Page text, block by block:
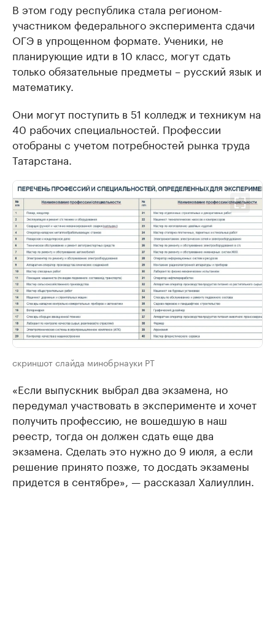
В этом году республика стала регионом-
участником федерального эксперимента сдачи
ОГЭ в упрощенном формате. Ученики, не
планирующие идти в 10 класс, могут сдать
только обязательные предметы – русский язык и
математику.
Они могут поступить в 51 колледж и техникум на
40 рабочих специальностей. Профессии
отобраны с учетом потребностей рынка труда
Татарстана.
скриншот слайда минобрнауки РТ
«Если выпускник выбрал два экзамена, но
передумал участвовать в эксперименте и хочет
получить профессию, не вошедшую в наш
реестр, тогда он должен сдать еще два
экзамена. Сделать это нужно до 9 июля, а если
решение принято позже, то досдать экзамены
придется в сентябре», — рассказал Халиуллин.